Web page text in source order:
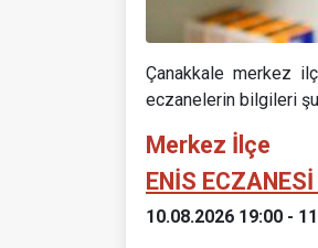
Çanakkale merkez
eczanelerin bilgileri
Merkez İlçe
ENİS
10.08.2026 19:00 -